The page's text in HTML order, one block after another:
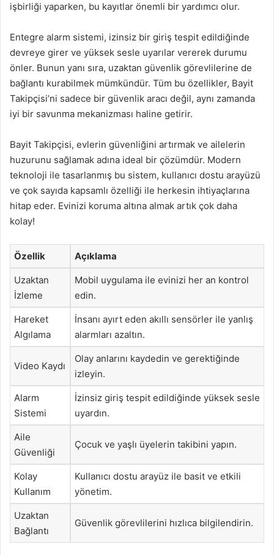
işbirliği yaparken, bu kayıtlar önemli bir yardımcı olur.
Entegre alarm sistemi, izinsiz bir giriş tespit edildiğinde
devreye girer ve yüksek sesle uyarılar vererek durumu
önler. Bunun yanı sıra, uzaktan güvenlik görevlilerine de
bağlantı kurabilmek mümkündür. Tüm bu özellikler, Bayit
Takipçisi’ni sadece bir güvenlik aracı değil, aynı zamanda
iyi bir savunma mekanizması haline getirir.
Bayit Takipçisi, evlerin güvenliğini artırmak ve ailelerin
huzurunu sağlamak adına ideal bir çözümdür. Modern
teknoloji ile tasarlanmış bu sistem, kullanıcı dostu arayüzü
ve çok sayıda kapsamlı özelliği ile herkesin ihtiyaçlarına
hitap eder. Evinizi koruma altına almak artık çok daha
kolay!
Özellik Açıklama
Uzaktan
İzleme
Mobil uygulama ile evinizi her an kontrol
edin.
Hareket
Algılama
İnsanı ayırt eden akıllı sensörler ile yanlış
alarmları azaltın.
Video Kaydı
Olay anlarını kaydedin ve gerektiğinde
izleyin.
Alarm
Sistemi
İzinsiz giriş tespit edildiğinde yüksek sesle
uyardın.
Aile
Güvenliği
Çocuk ve yaşlı üyelerin takibini yapın.
Kolay
Kullanım
Kullanıcı dostu arayüz ile basit ve etkili
yönetim.
Uzaktan
Bağlantı
Güvenlik görevlilerini hızlıca bilgilendirin.